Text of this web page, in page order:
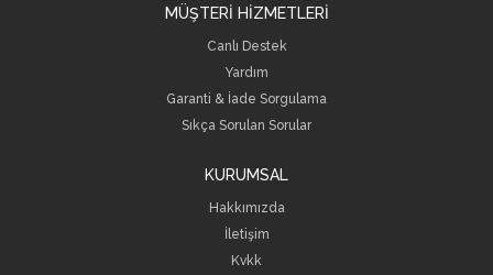
MÜŞTERİ HİZMETLERİ
Canlı Destek
Yardım
Garanti & İade Sorgulama
Sıkça Sorulan Sorular
KURUMSAL
Hakkımızda
İletişim
Kvkk